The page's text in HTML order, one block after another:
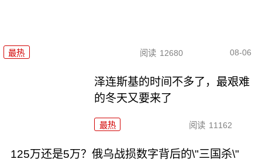
最热 阅读 12680 08-06
泽连斯基的时间不多了，最艰难
的冬天又要来了
最热 阅读 11162
125万还是5万？俄乌战损数字背后的\"三国杀\"